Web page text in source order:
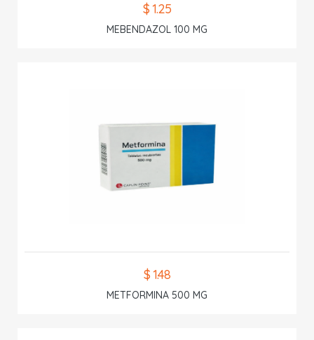
$ 1.25
MEBENDAZOL 100 MG
$ 1.48
METFORMINA 500 MG